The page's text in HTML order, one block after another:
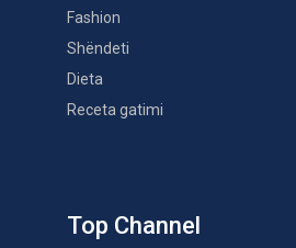
Fashion
Shëndeti
Dieta
Receta gatimi
Top Channel